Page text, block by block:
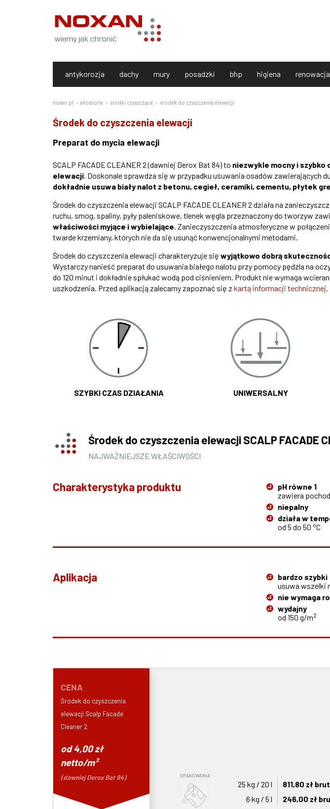
antykorozja dachy mury posadzki bhp higiena renowacja
noxan.pl akcesoria środki czyszczące środek do czyszczenia elewacji
Środek do czyszczenia elewacji
Preparat do mycia elewacji
SCALP FACADE CLEANER 2 (dawniej Derox Bat 84) to niezwykle mocny i szybko
elewacji. Doskonale sprawdza się w przypadku usuwania osadów zawierających
dokładnie usuwa biały nalot z betonu, cegieł, ceramiki, cementu, płytek
Środek do czyszczenia elewacji SCALP FACADE CLEANER 2 działa na
ruchu, smog, spaliny, pyły paleniskowe, tlenek węgla przeznaczony do tworzyw
właściwości myjące i wybielające. Zanieczyszczenia atmosferyczne w
twarde krzemiany, których nie da się usunąć konwencjonalnymi metodami.
Środek do czyszczenia elewacji charakteryzuje się wyjątkowo dobrą
Wystarczy nanieść preparat do usuwania białego nalotu przy pomocy pędzla na
do 120 minut i dokładnie spłukać wodą pod ciśnieniem. Produkt nie wymaga
uszkodzenia. Przed aplikacją zalecamy zapoznać się z kartą informacji technicznej.
SZYBKI CZAS DZIAŁANIA UNIWERSALNY
Środek do czyszczenia elewacji SCALP FACADE
NAJWAŻNIEJSZE WŁAŚCIWOŚCI
Charakterystyka produktu
pH równe 1
zawiera
niepalny
działa w
od 5 do 50 oC
Aplikacja
bardzo szybki
usuwa wszelki
nie wymaga
wydajny
od 150 g/m2
CENA
Środek do czyszczenia
elewacji Scalp Facade
Cleaner 2
od 4,00 zł
netto/m²
(dawniej Derox Bat 84) OPAKOWANIA
25 kg / 20 l 811,80 zł
6 kg / 5 l
246,00 zł